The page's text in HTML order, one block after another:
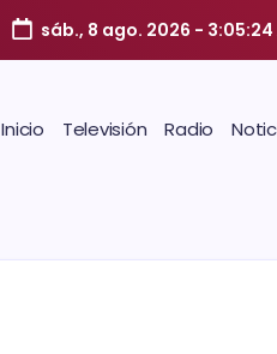
sáb., 8 ago. 2026 - 3:05:25
Inicio Televisión Radio